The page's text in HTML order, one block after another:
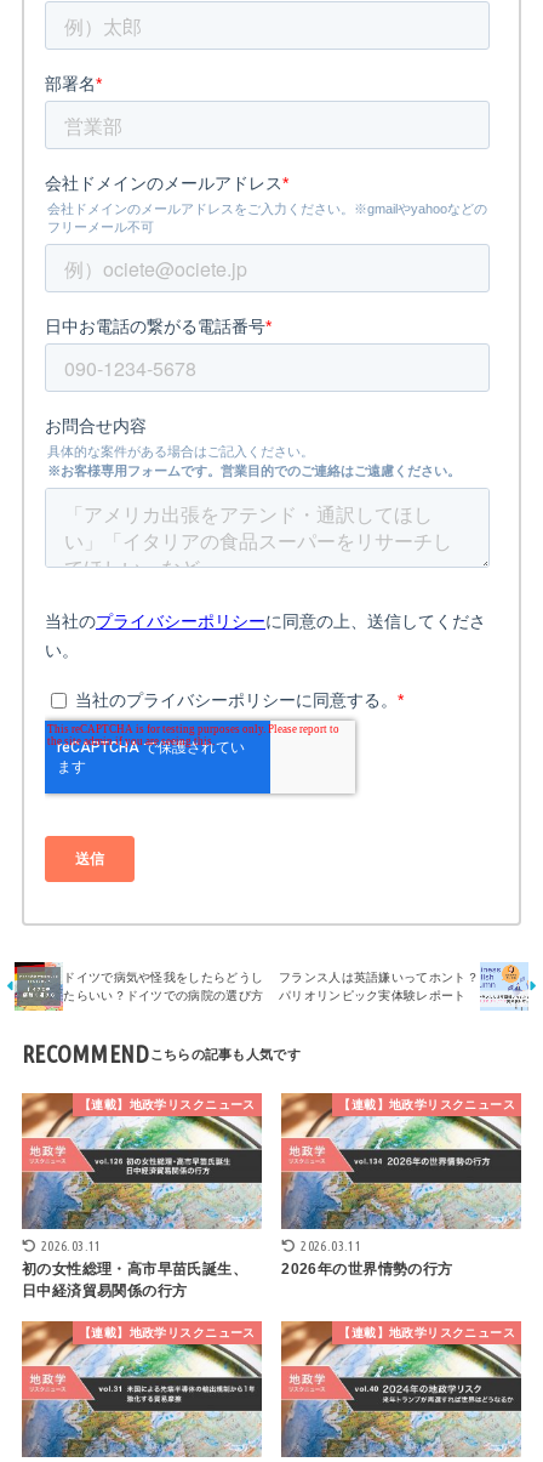
ドイツで病気や怪我をしたらどうし
たらいい？ドイツでの病院の選び方
フランス人は英語嫌いってホント？
パリオリンピック実体験レポート
RECOMMEND
【連載】地政学リスクニュース
2026.03.11
初の女性総理・高市早苗氏誕生、
日中経済貿易関係の行方
【連載】地政学リスクニュース
2026.03.11
2026年の世界情勢の行方
【連載】地政学リスクニュース 【連載】地政学リスクニュース